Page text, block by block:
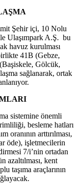
Şehir içi, 10 Nolu
Ulaşımpark A.Ş. bu
havuz kurulması
41B (Gebze,
Gölcük,
sağlanarak, ortak
sistemine önemli
besleme hatları
oranının arttırılması,
öde), işletmecilerin
7/i’nin ortadan
azaltılması, kent
taşıma araçlarının